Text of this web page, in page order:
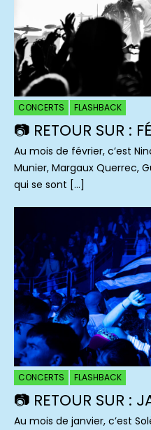
CONCERTS FLASHBACK
📷 RETOUR SUR :
Au mois de février, c’est
Munier, Margaux Querrec,
qui se sont […]
CONCERTS FLASHBACK
📷 RETOUR SUR :
Au mois de janvier, c’est